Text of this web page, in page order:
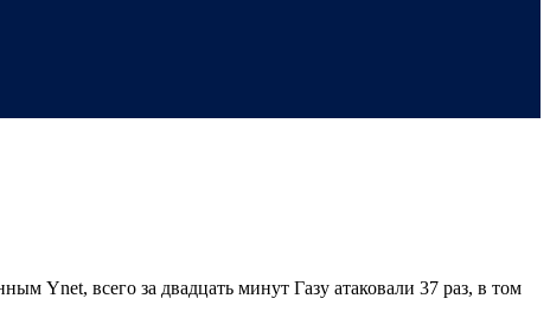
Ynet, всего за двадцать минут Газу атаковали 37 раз, в том